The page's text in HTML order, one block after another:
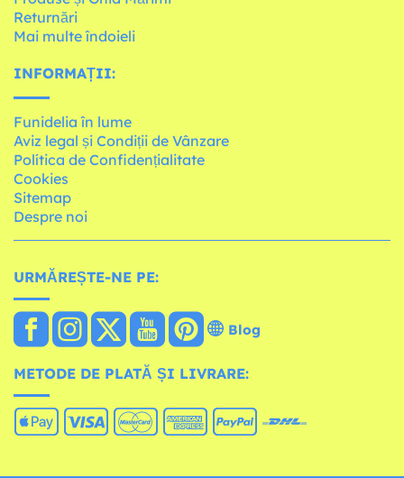
Returnări
Mai multe îndoieli
INFORMAȚII:
Funidelia în lume
Aviz legal și Condiții de Vânzare
Política de Confidențialitate
Cookies
Sitemap
Despre noi
URMĂREȘTE-NE PE:
Blog
METODE DE PLATĂ ȘI LIVRARE: